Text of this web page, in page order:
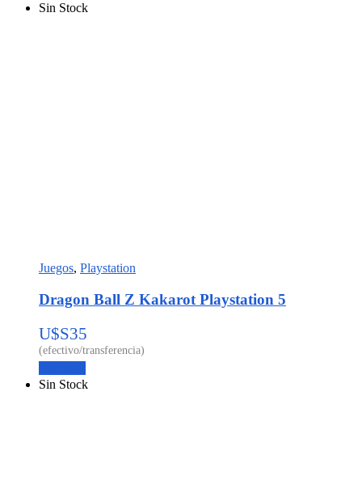
Sin Stock
Juegos, Playstation
Dragon Ball Z Kakarot Playstation 5
U$S35
Sin Stock